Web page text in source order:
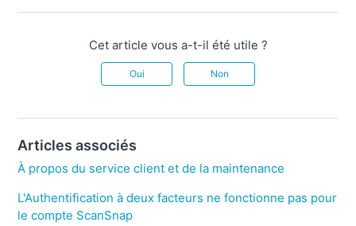
Cet article vous a-t-il été utile ?
Oui Non
Articles associés
À propos du service client et de la maintenance
L'Authentification à deux facteurs ne fonctionne pas pour
le compte ScanSnap